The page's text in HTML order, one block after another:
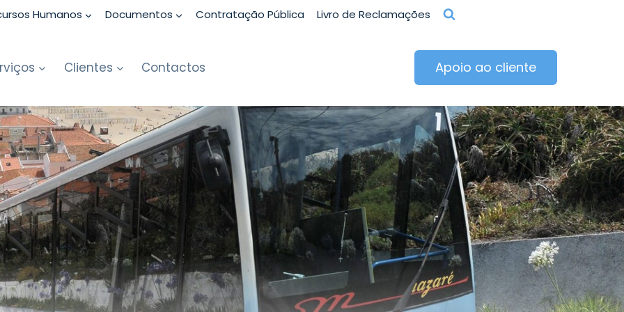
Humanos Documentos Contratação Pública Livro de Reclamações
Clientes Contactos Apoio ao cliente